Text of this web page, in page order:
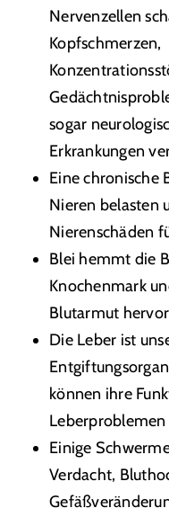
Nervenzellen
Kopfschmerzen,
sogar
Erkrankungen
Eine chronische
Nieren belasten
Nierenschäden
Blei hemmt die
Knochenmark
Blutarmut
Die Leber ist
können ihre
Einige
Verdacht,